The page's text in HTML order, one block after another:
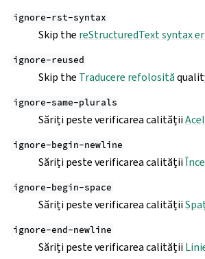
ignore-rst-syntax
Skip the reStructuredText syntax
ignore-reused
Skip the Traducere refolosită
ignore-same-plurals
Săriți peste verificarea calității
ignore-begin-newline
Săriți peste verificarea calității
ignore-begin-space
Săriți peste verificarea calității
ignore-end-newline
Săriți peste verificarea calității